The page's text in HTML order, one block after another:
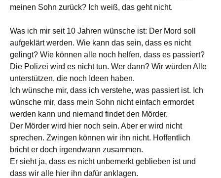
meinen Sohn zurück? Ich weiß, das geht nicht.
Was ich mir seit 10 Jahren wünsche ist: Der Mord soll
aufgeklärt werden. Wie kann das sein, dass es nicht
gelingt? Wie können alle noch helfen, dass es passiert?
Die Polizei wird es nicht tun. Wer dann? Wir würden Alle
unterstützen, die noch Ideen haben.
Ich wünsche mir, dass ich verstehe, was passiert ist. Ich
wünsche mir, dass mein Sohn nicht einfach ermordet
werden kann und niemand findet den Mörder.
Der Mörder wird hier noch sein. Aber er wird nicht
sprechen. Zwingen können wir ihn nicht. Hoffentlich
bricht er doch irgendwann zusammen.
Er sieht ja, dass es nicht unbemerkt geblieben ist und
dass wir alle hier ihn dafür anklagen.